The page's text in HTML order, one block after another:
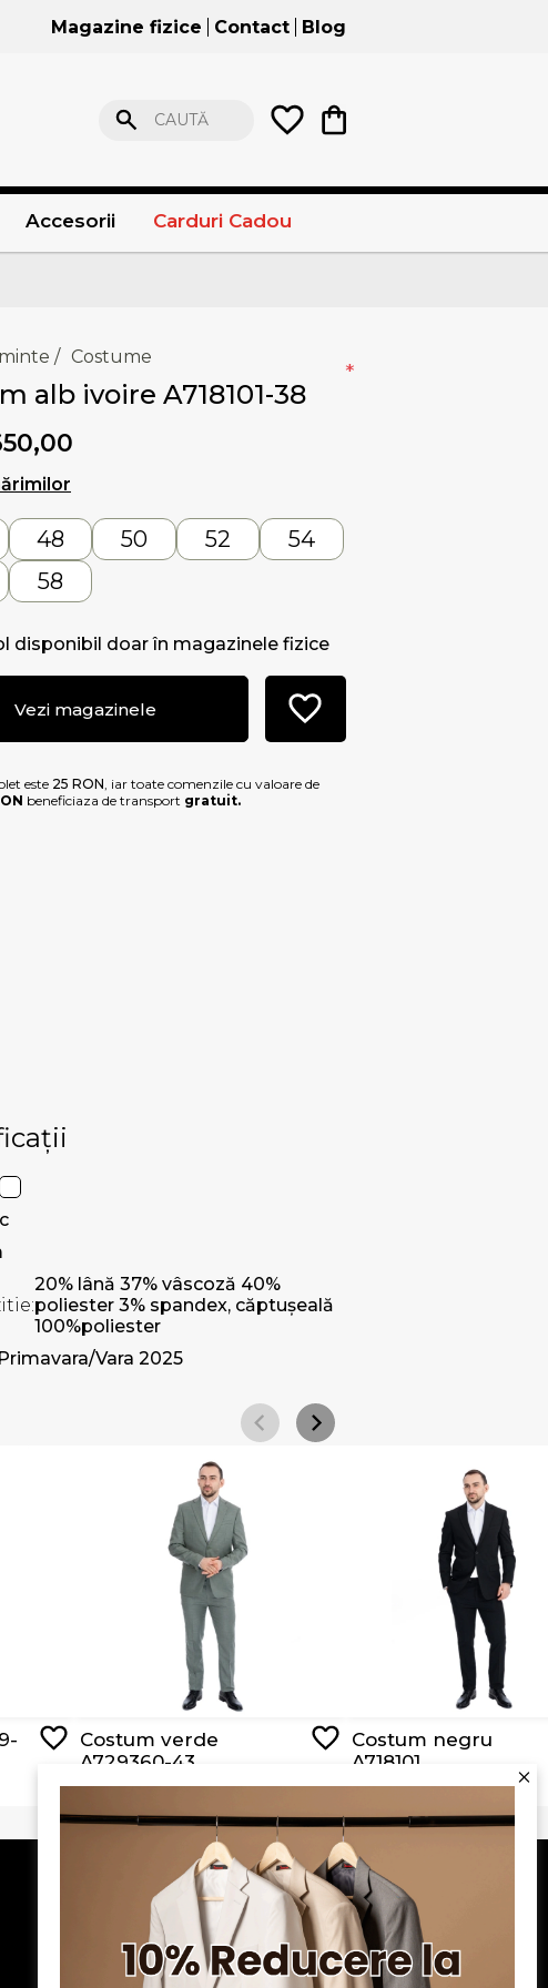
Magazine fizice Contact Blog
CAUTĂ
Accesorii Carduri Cadou
/ Costume
alb ivoire A718101-38
*
48 50 52
54
58
disponibil doar în magazinele fizice
Vezi magazinele
este 25 RON , iar toate comenzile cu valoare de
beneficiaza de transport gratuit.
20% lână 37% vâscoză 40%
poliester 3% spandex, căptușeală
100%poliester
Primavara/Vara 2025
Costum verde
A729360-43
RON 650,00
Costum negru
A718101
RON 750,00
Serviciu clienți